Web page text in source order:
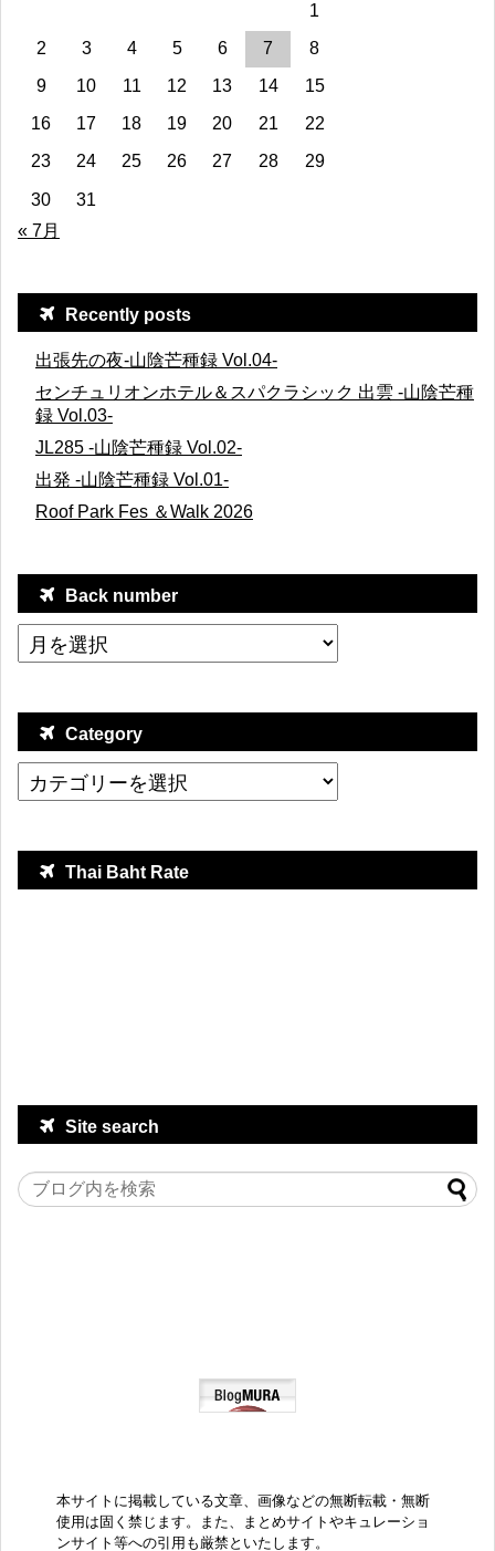
1
2
3 4 5 6 7
8
9
10 11 12 13 14
15
16
17 18 19 20 21
22
23
24 25 26 27 28 29
30
31
« 7月
Recently posts
出張先の夜-山陰芒種録 Vol.04-
センチュリオンホテル＆スパクラシック 出雲 -山陰芒種
録 Vol.03-
JL285 -山陰芒種録 Vol.02-
出発 -山陰芒種録 Vol.01-
Roof Park Fes ＆Walk 2026
Back number
Category
Thai Baht Rate
Site search
本サイトに掲載している文章、画像などの無断転載・無断
使用は固く禁じます。また、まとめサイトやキュレーショ
ンサイト等への引用も厳禁といたします。